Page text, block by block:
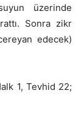
üzerinde
Sonra zikr
edecek)
1, Tevhid 22;